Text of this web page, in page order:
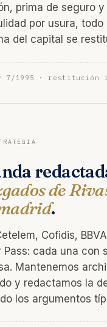
prima de seguro
por usura,
del capital se
7/1995 · restitución
de
.
Cofidis,
Pass: cada una con
Mantenemos
y redactamos la
los argumentos